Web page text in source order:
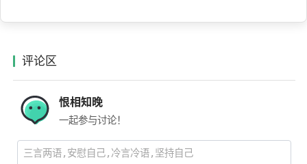
评论区
恨相知晚
一起参与讨论！